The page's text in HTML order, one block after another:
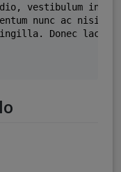
vestibulum in
nunc ac nisi
Donec